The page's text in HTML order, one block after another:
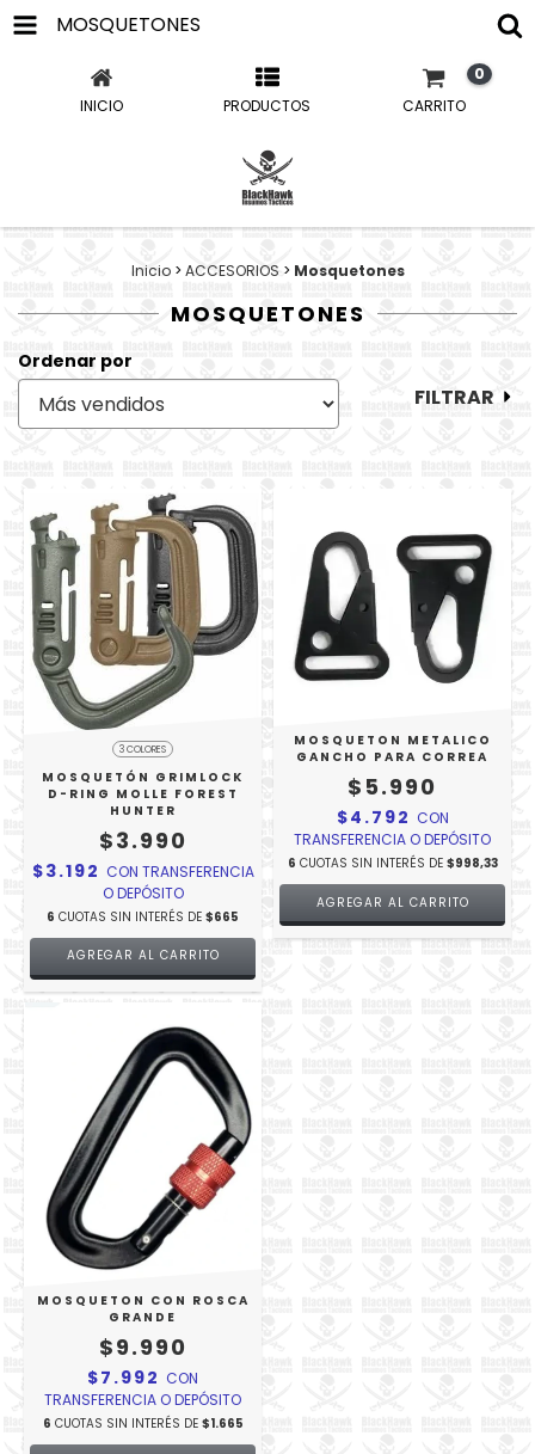
MOSQUETONES
INICIO PRODUCTOS CARRITO
0
Inicio > ACCESORIOS > Mosquetones
MOSQUETONES
Ordenar por
FILTRAR
3 COLORES
MOSQUETÓN GRIMLOCK
D-RING MOLLE FOREST
HUNTER
$3.990
$3.192 CON TRANSFERENCIA
O DEPÓSITO
6 CUOTAS SIN INTERÉS DE $665
AGREGAR AL CARRITO
MOSQUETON METALICO
GANCHO PARA CORREA
$5.990
$4.792 CON
TRANSFERENCIA O DEPÓSITO
6 CUOTAS SIN INTERÉS DE $998,33
MOSQUETON CON ROSCA
GRANDE
$9.990
$7.992 CON
TRANSFERENCIA O DEPÓSITO
6 CUOTAS SIN INTERÉS DE $1.665